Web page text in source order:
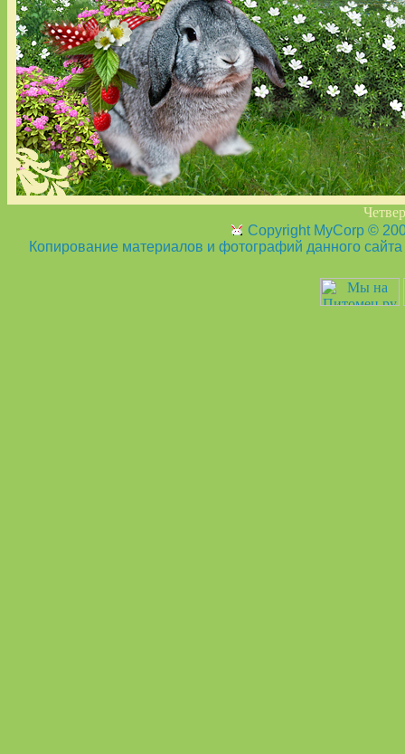
Copyright MyCorp ©
Копирование материалов и фотографий данного